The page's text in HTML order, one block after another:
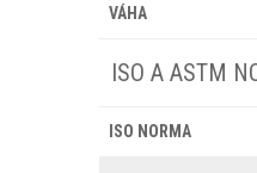
VÁHA
ISO A ASTM
ISO NORMA